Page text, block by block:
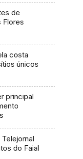
de
Flores
costa
únicos
principal
do Faial